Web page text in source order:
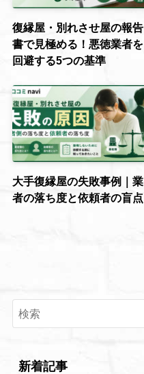
復縁屋・別れさせ屋の報告
書で見極める！悪徳業者を
回避する5つの基準
大手復縁屋の失敗事例｜業
者の落ち度と依頼者の盲点
新着記事